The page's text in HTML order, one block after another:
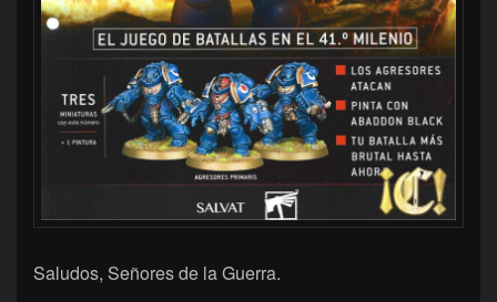
Saludos, Señores de la Guerra.